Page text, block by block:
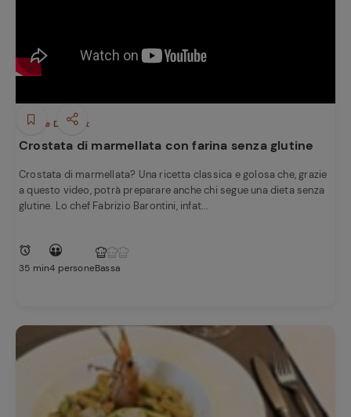
Dolci e Dessert
Crostata di marmellata con farina senza glutine
Crostata di marmellata? Una ricetta classica e golosa che, grazie
a questo video, potrà preparare anche chi segue una dieta senza
glutine. Lo chef Fabrizio Barontini, infat...
35 min4 personeBassa